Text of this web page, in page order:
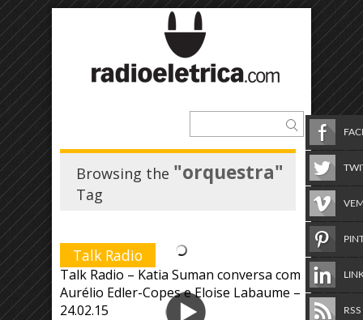
Browsing the "orquestra"
Tag
Talk Radio
Talk Radio – Katia Suman conversa com
Aurélio Edler-Copes e Eloise Labaume –
24.02.15
RSS